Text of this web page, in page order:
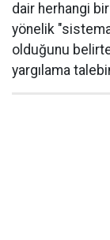
dair herhangi bir
yönelik
olduğunu
yargılama